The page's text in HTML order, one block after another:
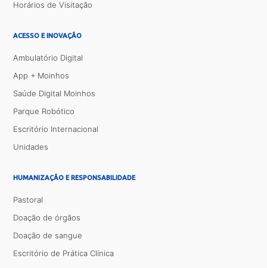
Horários de Visitação
ACESSO E INOVAÇÃO
Ambulatório Digital
App + Moinhos
Saúde Digital Moinhos
Parque Robótico
Escritório Internacional
Unidades
HUMANIZAÇÃO E RESPONSABILIDADE
Pastoral
Doação de órgãos
Doação de sangue
Escritório de Prática Clínica